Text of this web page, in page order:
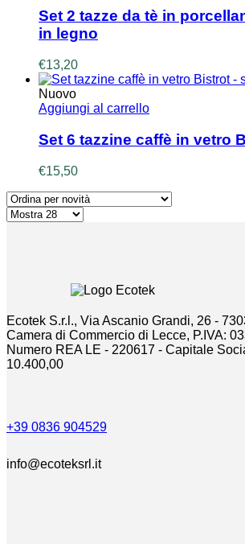
Set 2 tazze da tè in
in legno
€13,20
Nuovo
Aggiungi al carrello
Set 6 tazzine caffè in vetro
€15,50
Ecotek S.r.l., Via Ascanio Grandi, 26 -
Camera di Commercio di Lecce, P.IVA:
Numero REA LE - 220617 - Capitale
10.400,00
+39 0836 904529
info@ecoteksrl.it